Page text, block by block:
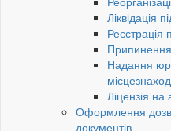
Ліквідація
Реєстрація
Припинення
Надання
Ліцензія на
Оформлення
документів